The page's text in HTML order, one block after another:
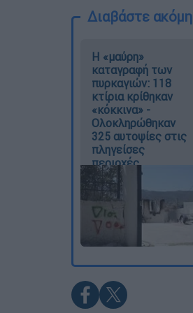
Διαβάστε ακόμη
Η «μαύρη»
καταγραφή των
πυρκαγιών: 118
κτίρια κρίθηκαν
«κόκκινα» -
Ολοκληρώθηκαν
325 αυτοψίες στις
πληγείσες
περιοχές